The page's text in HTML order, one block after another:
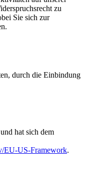
zu
Sie sich zur
durch die Einbindung
hat sich dem
EU-US-Framework.